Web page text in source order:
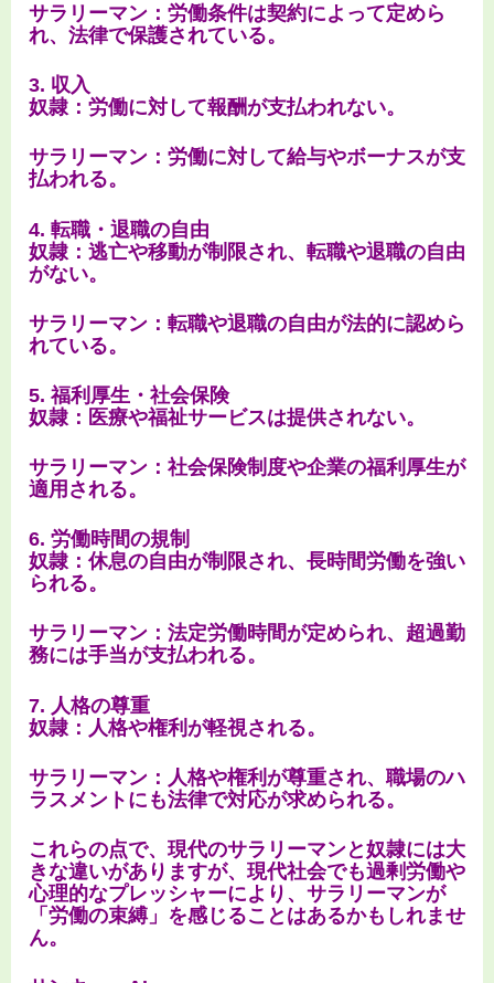
サラリーマン：労働条件は契約によって定めら
れ、法律で保護されている。
3. 収入
奴隷：労働に対して報酬が支払われない。
サラリーマン：労働に対して給与やボーナスが支
払われる。
4. 転職・退職の自由
奴隷：逃亡や移動が制限され、転職や退職の自由
がない。
サラリーマン：転職や退職の自由が法的に認めら
れている。
5. 福利厚生・社会保険
奴隷：医療や福祉サービスは提供されない。
サラリーマン：社会保険制度や企業の福利厚生が
適用される。
6. 労働時間の規制
奴隷：休息の自由が制限され、長時間労働を強い
られる。
サラリーマン：法定労働時間が定められ、超過勤
務には手当が支払われる。
7. 人格の尊重
奴隷：人格や権利が軽視される。
サラリーマン：人格や権利が尊重され、職場のハ
ラスメントにも法律で対応が求められる。
これらの点で、現代のサラリーマンと奴隷には大
きな違いがありますが、現代社会でも過剰労働や
心理的なプレッシャーにより、サラリーマンが
「労働の束縛」を感じることはあるかもしれませ
ん。